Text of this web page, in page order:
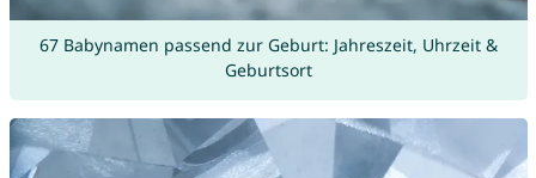
67 Babynamen passend zur Geburt: Jahreszeit, Uhrzeit &
Geburtsort